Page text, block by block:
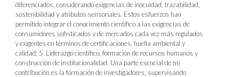
diferenciados, considerando exigencias de inocuidad, trazabilidad,
sostenibilidad y atributos sensoriales. Estos esfuerzos han
permitido integrar el conocimiento científico a las exigencias de
consumidores sofisticados y de mercados cada vez más regulados
y exigentes en términos de certificaciones, huella ambiental y
calidad; 5. Liderazgo científico, formación de recursos humanos y
construcción de institucionalidad. Una parte esencial de mi
contribución es la formación de investigadores, supervisando